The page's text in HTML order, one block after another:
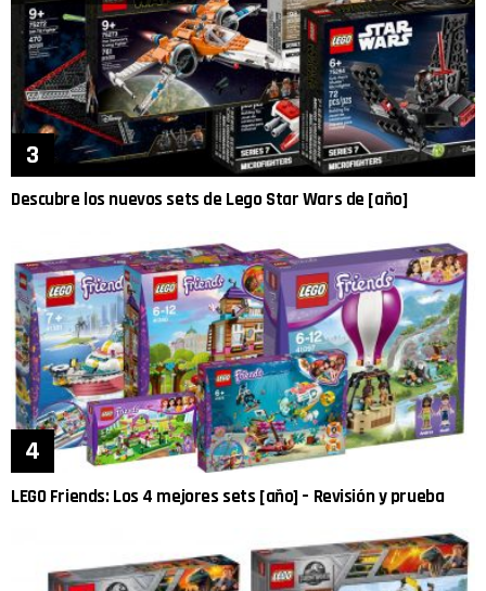
Descubre los nuevos sets de Lego Star Wars de [año]
LEGO Friends: Los 4 mejores sets [año] – Revisión y prueba